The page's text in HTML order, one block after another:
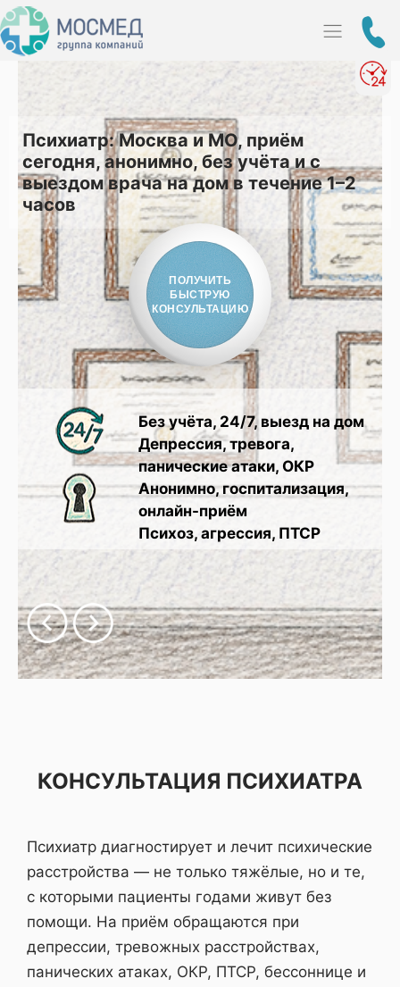
495
128-
Психиатр: Москва и МО, приём
сегодня, анонимно, без учёта и с
выездом врача на дом в течение 1–2
часов
ПОЛУЧИТЬ
БЫСТРУЮ
КОНСУЛЬТАЦИЮ
Без учёта, 24/7, выезд на дом
Депрессия, тревога,
панические атаки, ОКР
Анонимно, госпитализация,
онлайн-приём
Психоз, агрессия, ПТСР
КОНСУЛЬТАЦИЯ ПСИХИАТРА
Психиатр диагностирует и лечит психические
расстройства — не только тяжёлые, но и те,
с которыми пациенты годами живут без
помощи. На приём обращаются при
депрессии, тревожных расстройствах,
панических атаках, ОКР, ПТСР, бессоннице и